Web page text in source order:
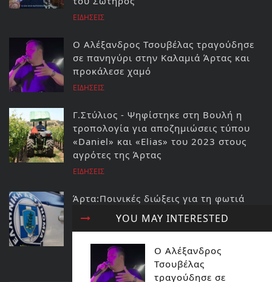
YOU MAY INTERESTED
Ο Αλέξανδρος
Τσουβέλας
τραγούδησε σε
ΕΙΔΗΣΕΙΣ
Ο Αλέξανδρος Τσουβέλας τραγούδησε
σε πανηγύρι στην Καλαμιά Άρτας και
προκάλεσε χαμό
ΕΙΔΗΣΕΙΣ
Γ.Στύλιος - Ψηφίστηκε στη Βουλή η
τροπολογία για αποζημιώσεις τύπου
«Daniel» και «Elias» του 2023 στους
αγρότες της Άρτας
ΕΙΔΗΣΕΙΣ
Άρτα:Ποινικές διώξεις για τη φωτιά
στο ΚΥΤ Αράχθου Στον εισαγγελέα ο
διευθυντής και ο τεχνικός ασφαλείας
ΔΙΑΒΑΣΤΕ ΕΠΙΣΗΣ...